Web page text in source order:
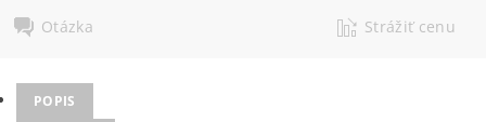
Otázka
Strážiť cenu
POPIS